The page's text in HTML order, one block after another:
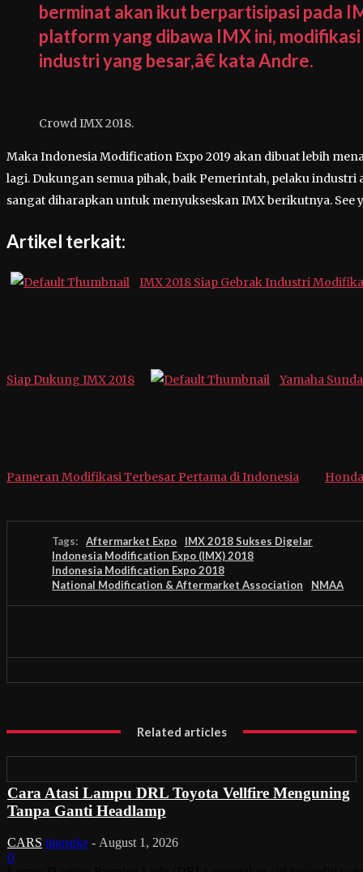
berminat akan ikut berpartisipasi pada
platform yang dibawa IMX ini,
industri yang besar,â€ kata Andre.
Crowd IMX 2018.
Maka Indonesia Modification Expo 2019 akan dibuat lebih
lagi. Dukungan semua pihak, baik Pemerintah, pelaku
sangat diharapkan untuk menyukseskan IMX berikutnya. See
Artikel terkait:
IMX 2018 Siap Gebrak Industri
Siap Dukung IMX 2018 Yamaha
Pameran Modifikasi Terbesar Pertama di Indonesia
Tags: Aftermarket Expo
IMX 2018 Sukses Digelar
Indonesia Modification Expo (IMX) 2018
Indonesia Modification Expo 2018
National Modification & Aftermarket Association
NMAA
Related articles
Cara Atasi Lampu DRL Toyota Vellfire Menguning
Tanpa Ganti Headlamp
CARS tinusoke - August 1, 2026
0